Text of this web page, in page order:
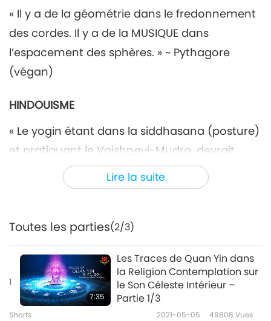
Lire la suite
« Il y a de la géométrie dans le fredonnement
des cordes. Il y a de la MUSIQUE dans
l’espacement des sphères. » ~ Pythagore
(végan)
HINDOUISME
« Le yogin étant dans la siddhasana (posture)
et pratiquant le Vaishnavi-Mudra, devrait
toujours entendre le SON INTERNE […] Le Son
qu’il pratique ainsi le rend (comme s’il était)
surmonté tous les obstacles, il entre dans
l’état turiya en quinze jours. »
Yogin signifie les pratiquants spirituels. Turiya
est un état de conscience spirituelle
supérieure. ~ Nada-Bindu Upanishad
Toutes les parties(2/3)
1
7:35
Les Traces de Quan Yin dans
la Religion Contemplation sur
le Son Céleste Intérieur –
Partie 1/3
Shorts 2021-05-05 49808 Vues